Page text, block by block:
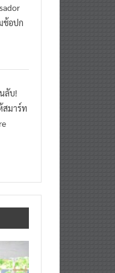
ช้อปก
ลับ!
สมาร์ท